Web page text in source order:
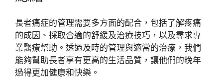
長者痛症的管理需要多方面的配合，包括了解疼痛
的成因、採取合適的舒緩及治療技巧，以及尋求專
業醫療幫助。透過及時的管理與適當的治療，我們
能夠幫助長者享有更高的生活品質，讓他們的晚年
過得更加健康和快樂。